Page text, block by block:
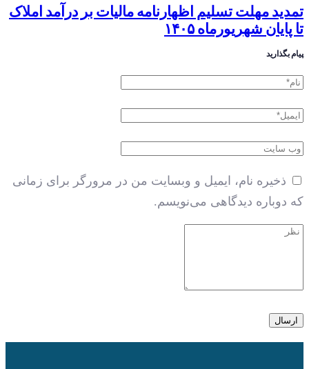
تمدید مهلت تسلیم اظهارنامه مالیات بر درآمد املاک
تا پایان شهریورماه ۱۴۰۵
پیام بگذارید
ذخیره نام، ایمیل و وبسایت من در مرورگر برای زمانی
که دوباره دیدگاهی می‌نویسم.